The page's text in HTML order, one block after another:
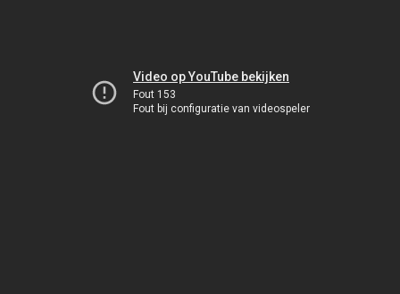
Video op YouTube bekijken
Fout 153
Fout bij configuratie van videospeler